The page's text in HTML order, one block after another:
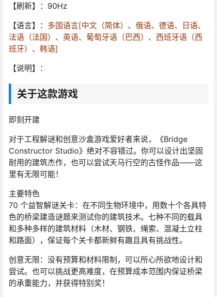
【刷新】：90Hz
【语言】： 多国语言[中文（简体）、俄语、德语、日语、
法语（法国）、英语、葡萄牙语（巴西）、西班牙语（西
班牙）、韩语]
【说明】：
关于这款游戏
即刻开建
对于工程解谜和创意沙盒游戏爱好者来说，《Bridge
Constructor Studio》绝对不容错过。你可以设计出坚固
耐用的建筑杰作，也可以尝试天马行空的古怪作品——这
里有无限可能！
主要特色
70 个益智解谜关卡：在不同生物环境中，用数十个各具特
色的桥梁建造谜题来测试你的建筑技术。七种不同的载具
和多种多样的建筑材料（木材、钢铁、绳索、混凝土立柱
和路面），保证每个关卡都新鲜有趣且具有挑战性。
创意无限：没有预算和材料限制，可以所心所欲地设计和
尝试。也可以挑战更高难度，在预算成本范围内保证桥梁
的承重能力，并获得特别奖！